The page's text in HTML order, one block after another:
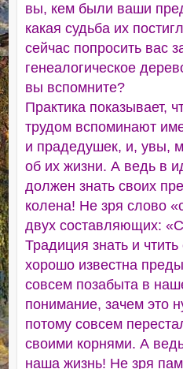
вы, кем были ваши
какая судьба их
сейчас попросить вас
генеалогическое
вы вспомните?
Практика показывает,
трудом вспоминают
и прадедушек, и, увы,
об их жизни. А ведь в
должен знать своих
колена! Не зря слово
двух составляющих:
Традиция знать и
хорошо известна
совсем позабыта в
понимание, зачем это
потому совсем
своими корнями. А
наша жизнь! Не зря